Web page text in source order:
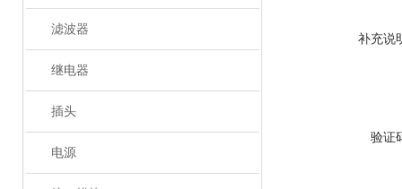
滤波器
继电器
插头
电源
补充说
验证